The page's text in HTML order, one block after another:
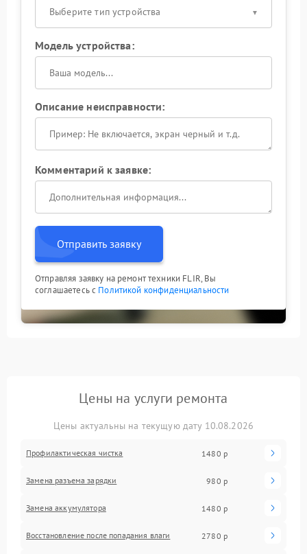
Выберите тип устройства
Модель устройства:
Описание неисправности:
Комментарий к заявке:
Отправить заявку
Отправляя заявку на ремонт техники FLIR, Вы
соглашаетесь с Политикой конфиденциальности
Цены на услуги ремонта
Цены актуальны на текущую дату 10.08.2026
Профилактическая чистка 1480 р
Замена разъема зарядки 980 р
Замена аккумулятора 1480 р
Восстановление после попадания влаги 2780 р